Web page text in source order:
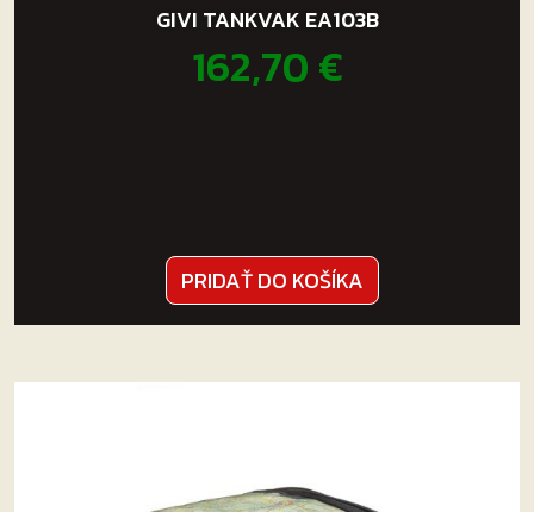
GIVI TANKVAK EA103B
162,70€
PRIDAŤ DO KOŠÍKA